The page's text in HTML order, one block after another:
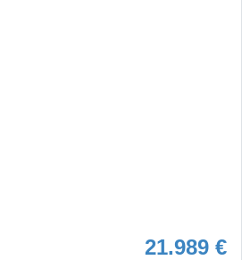
21.989 €